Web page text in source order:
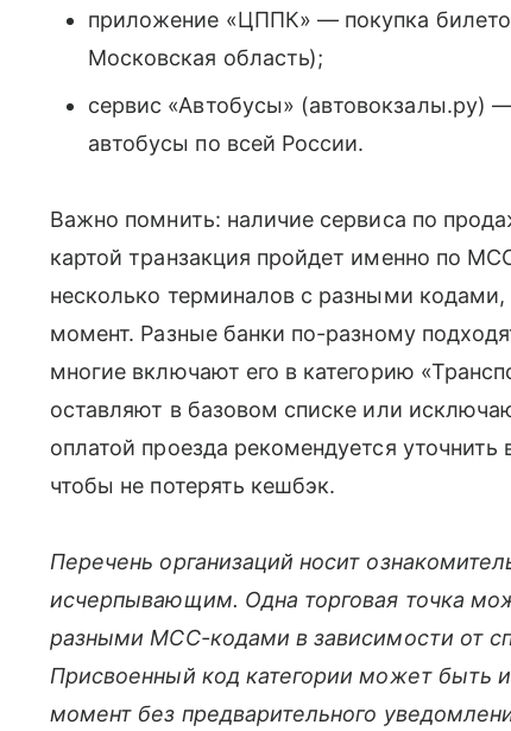
приложение «ЦППК» — покупка
Московская область);
сервис «Автобусы» (автовокзалы.ру)
автобусы по всей России.
Важно помнить: наличие сервиса по
картой транзакция пройдет именно по
несколько терминалов с разными
момент. Разные банки по-разному
многие включают его в категорию
оставляют в базовом списке или
оплатой проезда рекомендуется
чтобы не потерять кешбэк.
Перечень организаций носит
исчерпывающим. Одна торговая точка
разными MCC-кодами в зависимости от
Присвоенный код категории может быть
момент без предварительного